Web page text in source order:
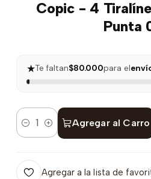
Copic - 4
Punta
★Te faltan$80.000para el
Cantidad Agregar al Carro
Agregar a la lista de